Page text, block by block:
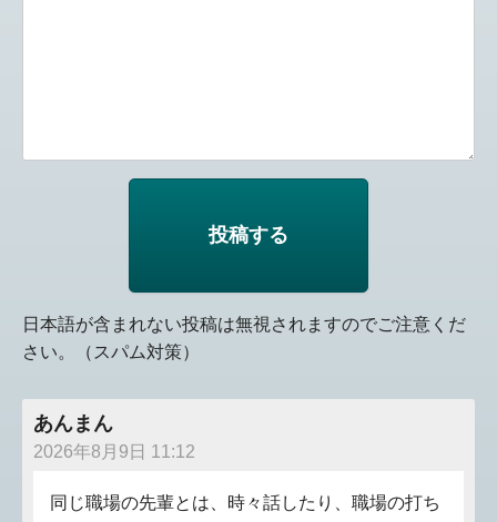
日本語が含まれない投稿は無視されますのでご注意くだ
さい。（スパム対策）
あんまん
2026年8月9日 11:12
同じ職場の先輩とは、時々話したり、職場の打ち